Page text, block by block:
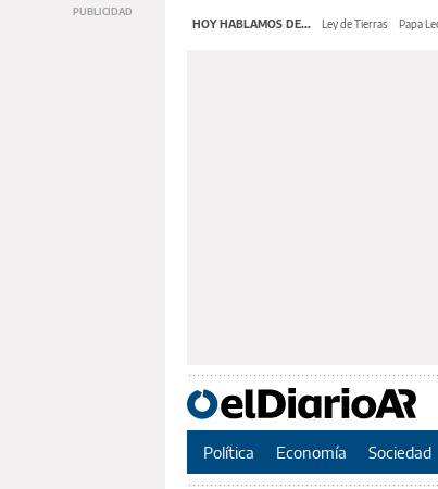
HOY HABLAMOS DE... Ley de Tierras Papa
Política Economía Sociedad